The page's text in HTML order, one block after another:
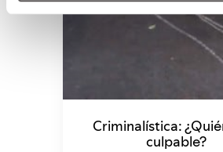
Criminalística:
culpable?